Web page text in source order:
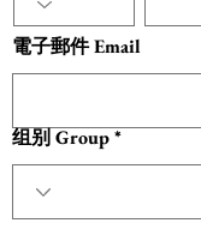
電子郵件 Email
组别 Group